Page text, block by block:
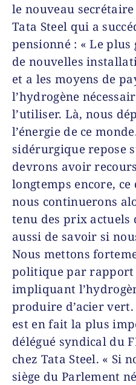
le nouveau
Tata Steel qui a
pensionné : « Le
de nouvelles
et a les moyens de
l’hydrogène
l’utiliser. Là, nous
l’énergie de ce
sidérurgique repose
devrons avoir
longtemps encore,
nous continuerons
tenu des prix actuels
aussi de savoir si
Nous mettons
politique par rapport
impliquant
produire d’acier
est en fait la plus
délégué syndical du
chez Tata Steel. « Si
siège du Parlement